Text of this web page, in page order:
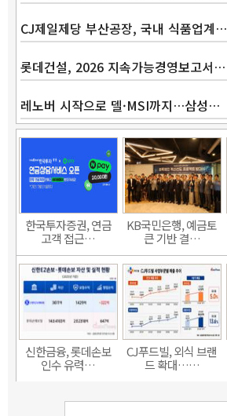
CJ제일제당 부산공장, 국내 식품업계…
롯데건설, 2026 지속가능경영보고서…
레노버 시작으로 델·MSI까지…삼성…
한국투자증권, 연금
고객 접근…
KB국민은행, 예금토
큰 기반 결…
신한금융, 롯데손보
인수 유력…
CJ푸드빌, 외식 브랜
드 확대……